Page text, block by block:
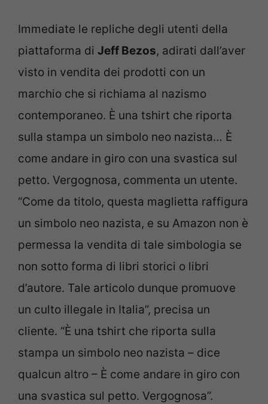
Immediate le repliche degli utenti della
piattaforma di Jeff Bezos, adirati dall’aver
visto in vendita dei prodotti con un
marchio che si richiama al nazismo
contemporaneo. È una tshirt che riporta
sulla stampa un simbolo neo nazista… È
come andare in giro con una svastica sul
petto. Vergognosa, commenta un utente.
“Come da titolo, questa maglietta raffigura
un simbolo neo nazista, e su Amazon non è
permessa la vendita di tale simbologia se
non sotto forma di libri storici o libri
d’autore. Tale articolo dunque promuove
un culto illegale in Italia”, precisa un
cliente. “È una tshirt che riporta sulla
stampa un simbolo neo nazista – dice
qualcun altro – È come andare in giro con
una svastica sul petto. Vergognosa”.